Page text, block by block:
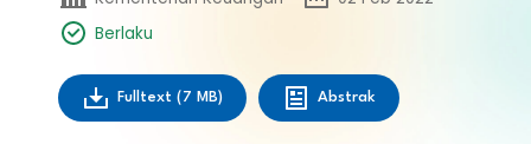
Berlaku
Fulltext (7 MB) Abstrak